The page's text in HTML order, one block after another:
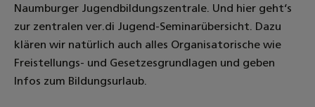
Naumburger Jugendbildungszentrale. Und hier geht‘s
zur zentralen ver.di Jugend-Seminarübersicht. Dazu
klären wir natürlich auch alles Organisatorische wie
Freistellungs- und Gesetzesgrundlagen und geben
Infos zum Bildungsurlaub.